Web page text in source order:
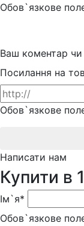
Обов`язкове
Ваш коментар чи
Посилання на
Обов`язкове
Написати нам
Купити в
Ім`я*
Обов`язкове